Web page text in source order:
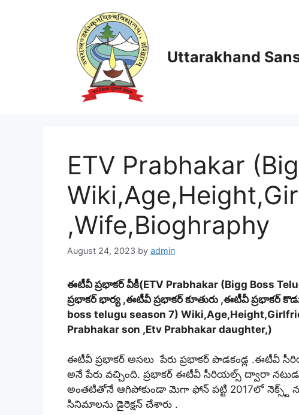
Uttarakhand
ETV Prabhakar
,Wife,Bioghraphy
August 24, 2023 by admin
ఈటీవీ ప్రభాకర్ వీకీ(ETV Prabhakar (Bigg Boss
ప్రభాకర్ భార్య ,ఈటీవీ ప్రభాకర్ కూతురు ,ఈటీవీ ప్రభాకర్
boss telugu season 7)
Prabhakar son ,Etv Prabhakar daughter,)
ఈటీవీ ప్రభాకర్ అసలు పేరు ప్రభాకర్ పొడకండ్ల .ఈటీవీ
అనే పేరు వచ్చింది. ప్రభాకర్ ఈటీవీ సీరియల్స్ ద్వారా
అంతటితోనే ఆగిపోకుండా మెగా ఫోన్ పట్టి 2017లో నెక్స్ట్
సినిమాలను డైరెక్షన్ చేశారు .